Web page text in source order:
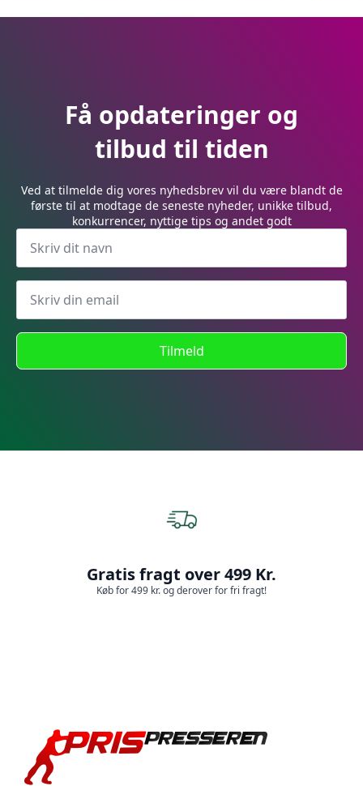
Få opdateringer og
tilbud til tiden
Ved at tilmelde dig vores nyhedsbrev vil du være blandt de
første til at modtage de seneste nyheder, unikke tilbud,
konkurrencer, nyttige tips og andet godt
Tilmeld
Gratis fragt over 499 Kr.
Køb for 499 kr. og derover for fri fragt!